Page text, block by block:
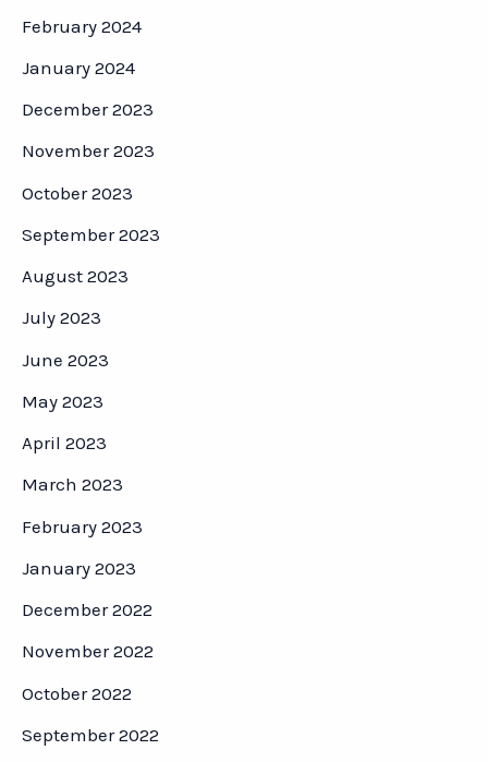
February 2024
January 2024
December 2023
November 2023
October 2023
September 2023
August 2023
July 2023
June 2023
May 2023
April 2023
March 2023
February 2023
January 2023
December 2022
November 2022
October 2022
September 2022